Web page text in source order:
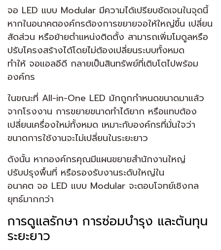
จอ LED แบบ Modular มีความได้เปรียบชัดเจนในจุดนี้
หากในอนาคตองค์กรต้องการขยายจอให้ใหญ่ขึ้น เปลี่ยน
สัดส่วน หรือย้ายตำแหน่งติดตั้ง สามารถเพิ่มโมดูลหรือ
ปรับโครงสร้างได้โดยไม่ต้องเปลี่ยนระบบทั้งหมด
ทำให้ จอแอลอีดี กลายเป็นสินทรัพย์ที่เติบโตไปพร้อม
องค์กร
ในขณะที่ All-in-One LED มักถูกกำหนดขนาดมาแล้ว
จากโรงงาน การขยายขนาดทำได้ยาก หรือแทบต้อง
เปลี่ยนเครื่องใหม่ทั้งหมด เหมาะกับองค์กรที่มั่นใจว่า
ขนาดการใช้งานจะไม่เปลี่ยนในระยะยาว
ดังนั้น หากองค์กรคุณมีแผนขยายสำนักงานใหญ่
ปรับปรุงพื้นที่ หรือรองรับงานระดับใหญ่ใน
อนาคต จอ LED แบบ Modular จะตอบโจทย์เชิงกล
ยุทธ์มากกว่า
การดูแลรักษา การซ่อมบำรุง และต้นทุน
ระยะยาว